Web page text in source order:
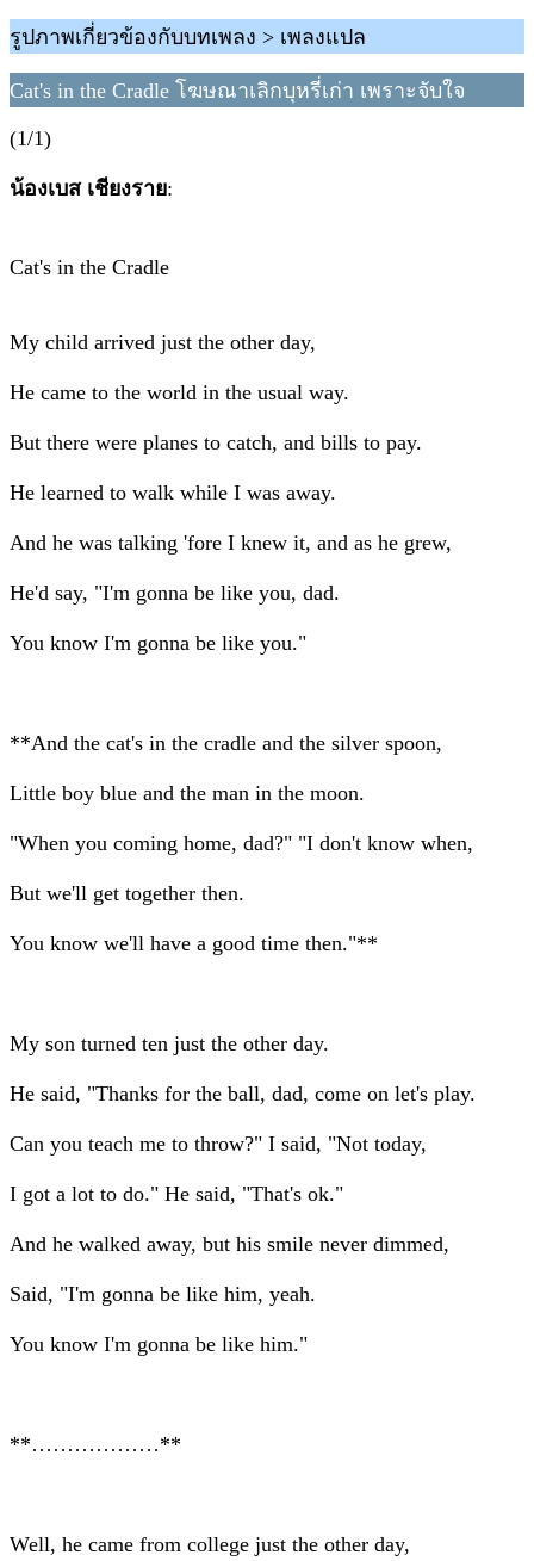
รูปภาพเกี่ยวข้องกับบทเพลง > เพลงแปล
Cat's in the Cradle โฆษณาเลิกบุหรี่เก่า เพราะจับใจ
(1/1)
น้องเบส เชียงราย:
Cat's in the Cradle
My child arrived just the other day,
He came to the world in the usual way.
But there were planes to catch, and bills to pay.
He learned to walk while I was away.
And he was talking 'fore I knew it, and as he grew,
He'd say, "I'm gonna be like you, dad.
You know I'm gonna be like you."
**And the cat's in the cradle and the silver spoon,
Little boy blue and the man in the moon.
"When you coming home, dad?" "I don't know when,
But we'll get together then.
You know we'll have a good time then."**
My son turned ten just the other day.
He said, "Thanks for the ball, dad, come on let's play.
Can you teach me to throw?" I said, "Not today,
I got a lot to do." He said, "That's ok."
And he walked away, but his smile never dimmed,
Said, "I'm gonna be like him, yeah.
You know I'm gonna be like him."
**………………**
Well, he came from college just the other day,